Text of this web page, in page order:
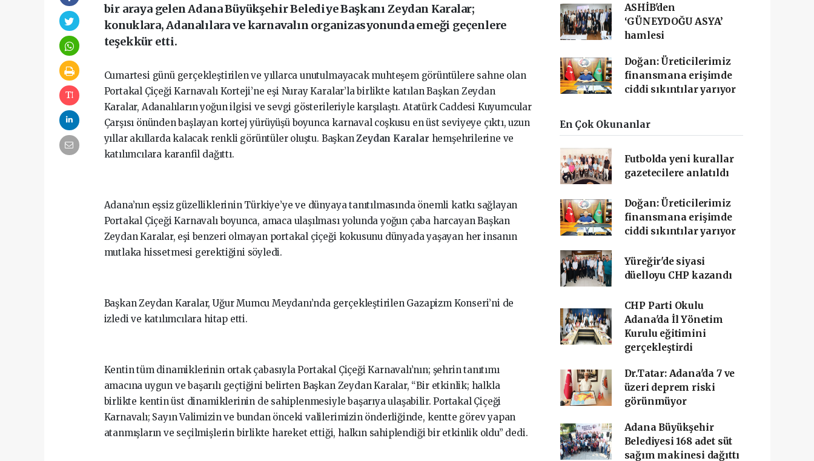
bir araya gelen Adana Büyükşehir Belediye Başkanı Zeydan Karalar;
konuklara, Adanalılara ve karnavalın organizasyonunda emeği geçenlere
teşekkür etti.
Cumartesi günü gerçekleştirilen ve yıllarca unutulmayacak muhteşem görüntülere sahne olan
Portakal Çiçeği Karnavalı Korteji’ne eşi Nuray Karalar’la birlikte katılan Başkan Zeydan
Karalar, Adanalıların yoğun ilgisi ve sevgi gösterileriyle karşılaştı. Atatürk Caddesi Kuyumcular
Çarşısı önünden başlayan kortej yürüyüşü boyunca karnaval coşkusu en üst seviyeye çıktı, uzun
yıllar akıllarda kalacak renkli görüntüler oluştu. BaşkanZeydan Karalar hemşehrilerine ve
katılımcılara karanfil dağıttı.
Adana’nın eşsiz güzelliklerinin Türkiye’ye ve dünyaya tanıtılmasında önemli katkı sağlayan
Portakal Çiçeği Karnavalı boyunca, amaca ulaşılması yolunda yoğun çaba harcayan Başkan
Zeydan Karalar, eşi benzeri olmayan portakal çiçeği kokusunu dünyada yaşayan her insanın
mutlaka hissetmesi gerektiğini söyledi.
Başkan Zeydan Karalar, Uğur Mumcu Meydanı’nda gerçekleştirilen Gazapizm Konseri’ni de
izledi ve katılımcılara hitap etti.
Kentin tüm dinamiklerinin ortak çabasıyla Portakal Çiçeği Karnavalı’nın; şehrin tanıtımı
amacına uygun ve başarılı geçtiğini belirten Başkan Zeydan Karalar, “Bir etkinlik; halkla
birlikte kentin üst dinamiklerinin de sahiplenmesiyle başarıya ulaşabilir. Portakal Çiçeği
Karnavalı; Sayın Valimizin ve bundan önceki valilerimizin önderliğinde, kentte görev yapan
atanmışların ve seçilmişlerin birlikte hareket ettiği, halkın sahiplendiği bir etkinlik oldu” dedi.
ASHİB'den
‘GÜNEYDOĞU ASYA’
hamlesi
Doğan: Üreticilerimiz
finansmana erişimde
ciddi sıkıntılar yarıyor
En Çok Okunanlar
Futbolda yeni kurallar
gazetecilere anlatıldı
Doğan: Üreticilerimiz
finansmana erişimde
ciddi sıkıntılar yarıyor
Yüreğir'de siyasi
düelloyu CHP kazandı
CHP Parti Okulu
Adana'da İl Yönetim
Kurulu eğitimini
gerçekleştirdi
Dr.Tatar: Adana'da 7 ve
üzeri deprem riski
görünmüyor
Adana Büyükşehir
Belediyesi 168 adet süt
sağım makinesi dağıttı